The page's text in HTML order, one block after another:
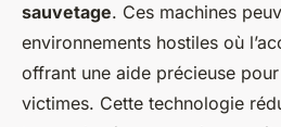
sauvetage. Ces machines
environnements hostiles où
offrant une aide précieuse
victimes. Cette technologie